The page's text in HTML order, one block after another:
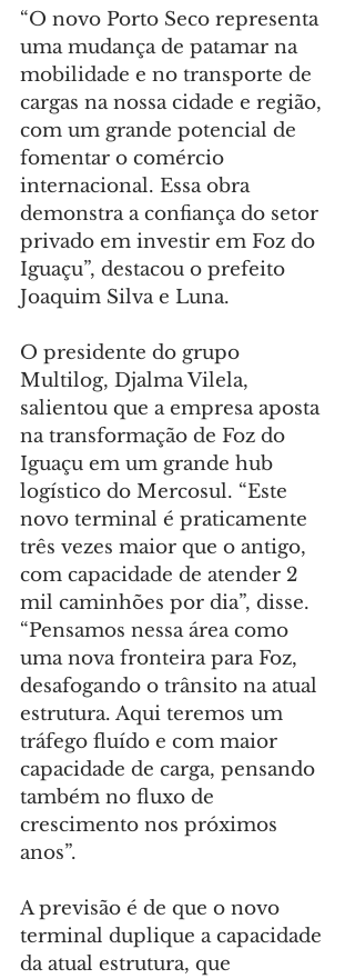
“O novo Porto Seco representa
uma mudança de patamar na
mobilidade e no transporte de
cargas na nossa cidade e região,
com um grande potencial de
fomentar o comércio
internacional. Essa obra
demonstra a confiança do setor
privado em investir em Foz do
Iguaçu”, destacou o prefeito
Joaquim Silva e Luna.
O presidente do grupo
Multilog, Djalma Vilela,
salientou que a empresa aposta
na transformação de Foz do
Iguaçu em um grande hub
logístico do Mercosul. “Este
novo terminal é praticamente
três vezes maior que o antigo,
com capacidade de atender 2
mil caminhões por dia”, disse.
“Pensamos nessa área como
uma nova fronteira para Foz,
desafogando o trânsito na atual
estrutura. Aqui teremos um
tráfego fluído e com maior
capacidade de carga, pensando
também no fluxo de
crescimento nos próximos
anos”.
A previsão é de que o novo
terminal duplique a capacidade
da atual estrutura, que